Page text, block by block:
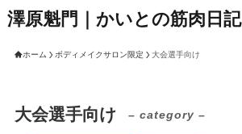
澤原魁門｜かいとの筋肉日記
ホーム ボディメイクサロン限定 大会選手向け
大会選手向け – category –